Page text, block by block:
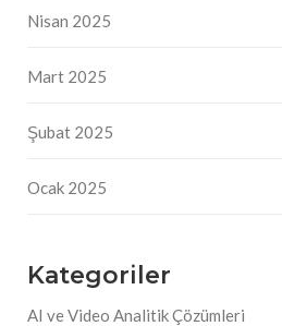
Nisan 2025
Mart 2025
Şubat 2025
Ocak 2025
Kategoriler
AI ve Video Analitik Çözümleri